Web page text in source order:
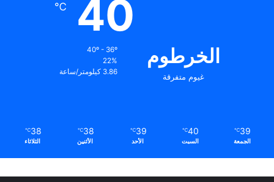
الخرطوم
غيوم متفرقة
40
℃
40º - 36º
22%
3.86 كيلومتر/ساعة
39
℃
الجمعة
40
℃
السبت
39
℃
الأحد
38
℃
الأثنين
38
℃
الثلاثاء